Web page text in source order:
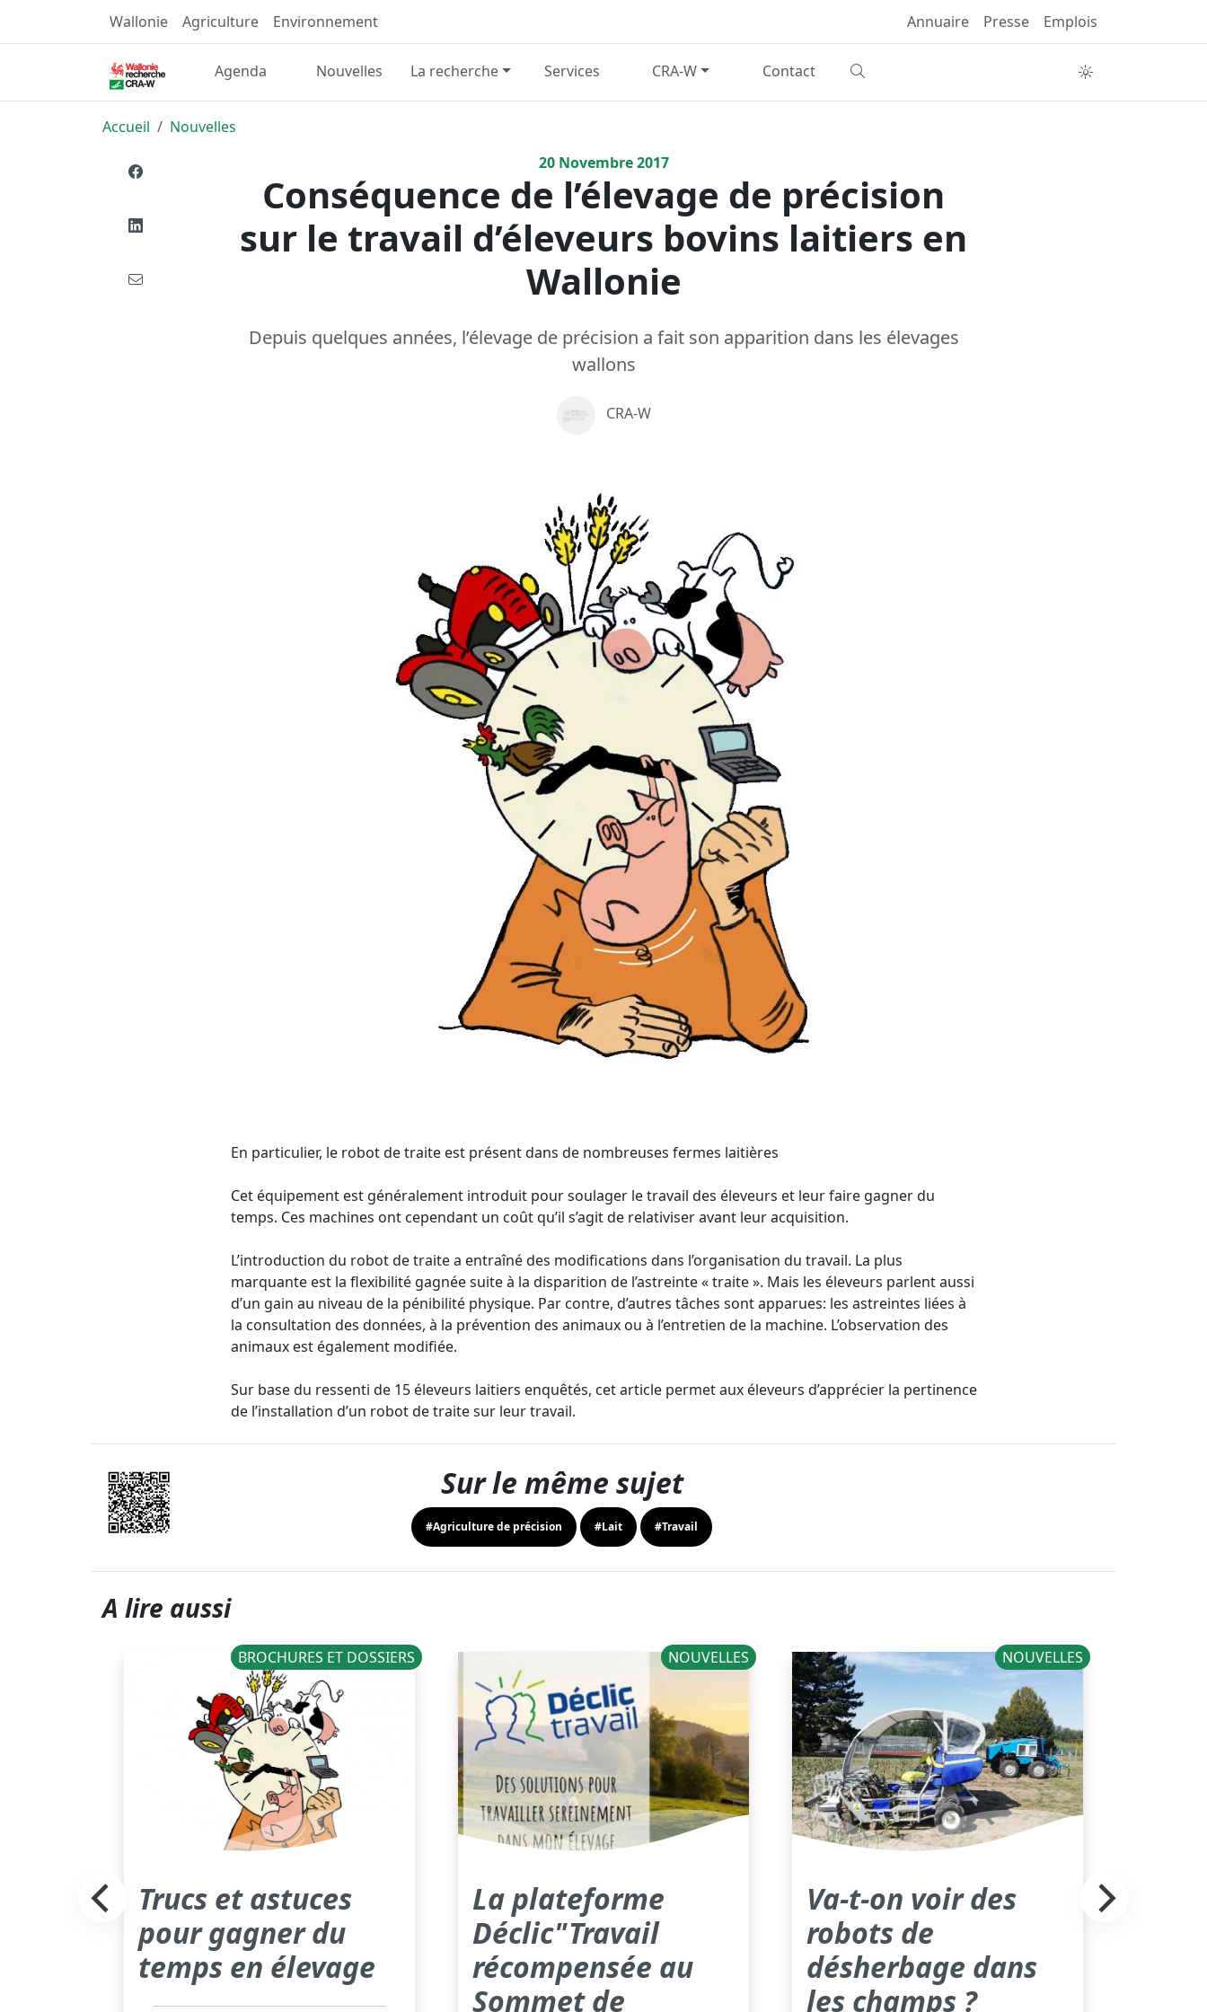
Wallonie Agriculture Environnement Annuaire Presse Emplois
Agenda Nouvelles La recherche Services CRA-W Contact
Accueil
Nouvelles
20Novembre2017
Conséquence de l’élevage de précision
sur le travail d’éleveurs bovins laitiers en
Wallonie
Depuis quelques années, l’élevage de précision a fait son apparition dans les élevages
wallons
CRA-W
En particulier, le robot de traite est présent dans de nombreuses fermes laitières
Cet équipement est généralement introduit pour soulager le travail des éleveurs et leur faire gagner du
temps. Ces machines ont cependant un coût qu’il s’agit de relativiser avant leur acquisition.
L’introduction du robot de traite a entraîné des modifications dans l’organisation du travail. La plus
marquante est la flexibilité gagnée suite à la disparition de l’astreinte « traite ». Mais les éleveurs parlent aussi
d’un gain au niveau de la pénibilité physique. Par contre, d’autres tâches sont apparues: les astreintes liées à
la consultation des données, à la prévention des animaux ou à l’entretien de la machine. L’observation des
animaux est également modifiée.
Sur base du ressenti de 15 éleveurs laitiers enquêtés, cet article permet aux éleveurs d’apprécier la pertinence
de l’installation d’un robot de traite sur leur travail.
Sur le même sujet
#Agriculture de précision #Lait #Travail
A lire aussi
BROCHURES ET DOSSIERS
Trucs et astuces
pour gagner du
temps en élevage
NOUVELLES
La plateforme
Déclic"Travail
récompensée au
Sommet de
NOUVELLES
Va-t-on voir des
robots de
désherbage dans
les champs ?